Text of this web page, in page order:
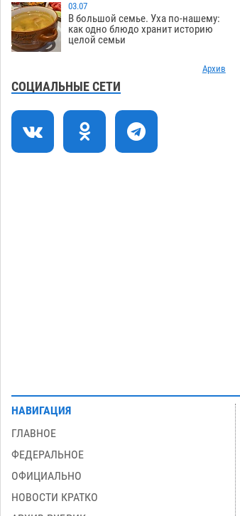
09:00
Лидеры чеченской диаспоры в
Астрахани осудили выходку молодого
лихача с улицы Никольской
896
режиме экстремальной температурной
нагрузки
17:09
Астраханский котлован с мусором
03.07
В большой семье. Уха по-нашему:
как одно блюдо хранит историю
целой семьи
Архив
СОЦИАЛЬНЫЕ СЕТИ
НАВИГАЦИЯ
ГЛАВНОЕ
ФЕДЕРАЛЬНОЕ
ОФИЦИАЛЬНО
НОВОСТИ КРАТКО